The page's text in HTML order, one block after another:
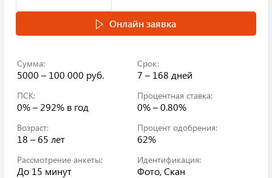
Онлайн заявка
Сумма:
5000 – 100 000 руб.
Срок:
7 – 168 дней
ПСК:
0% – 292% в год
Процентная ставка:
0% – 0.80%
Возраст:
18 – 65 лет
Процент одобрения:
62%
Рассмотрение анкеты:
До 15 минут
Идентификация:
Фото, Скан